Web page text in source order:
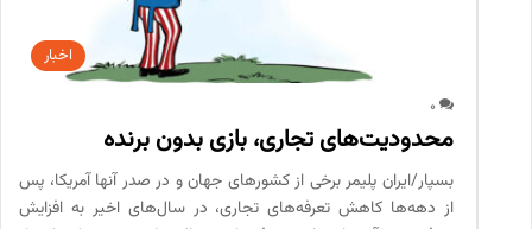
اخبار
0
محدودیت‌های تجاری، بازی بدون برنده
بسپار/ایران پلیمر برخی از کشورهای جهان و در صدر آنها آمریکا، پس
از دهه‌ها کاهش تعرفه‌های تجاری، در سال‌های اخیر به افزایش